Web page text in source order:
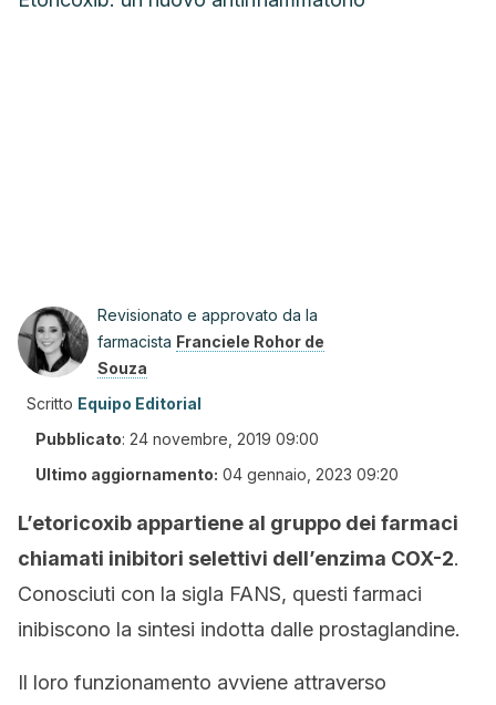
Revisionato e approvato da la
farmacista Franciele Rohor de
Souza
Scritto Equipo Editorial
Pubblicato: 24 novembre, 2019 09:00
Ultimo aggiornamento: 04 gennaio, 2023 09:20
L’etoricoxib appartiene al gruppo dei farmaci
chiamati inibitori selettivi dell’enzima COX-2.
Conosciuti con la sigla FANS, questi farmaci
inibiscono la sintesi indotta dalle prostaglandine.
Il loro funzionamento avviene attraverso